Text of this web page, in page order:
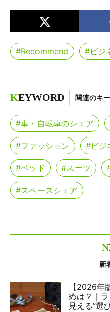
#Recommend #ビジ
KEYWORD 関連のキ
#車・自転車のシェア
#ファッション #ビジ
#ベッド #スーツ
#スペースシェア
N
新
【2026年
めは？｜
見える”選